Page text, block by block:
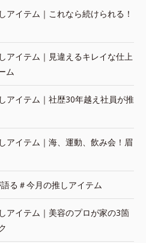
アイテム｜これなら続けられる！
アイテム｜見違えるキレイな仕上
ム
アイテム｜社歴30年越え社員が推
アイテム｜海、運動、飲み会！眉
る＃今月の推しアイテム
アイテム｜美容のプロが家の3箇